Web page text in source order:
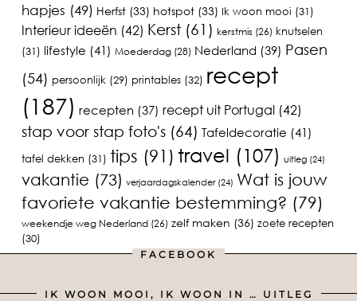
hapjes (49) Herfst (33) hotspot (33) Ik woon mooi (31)
Interieur ideeën (42) Kerst (61) kerstmis (26) knutselen
(31) lifestyle (41) Moederdag (28) Nederland (39) Pasen
(54) persoonlijk (29) printables (32) recept
(187) recepten (37) recept uit Portugal (42)
stap voor stap foto's (64) Tafeldecoratie (41)
tafel dekken (31) tips (91) travel (107) uitleg (24)
vakantie (73) verjaardagskalender(24) Wat is jouw
favoriete vakantie bestemming? (79)
weekendje weg Nederland (26) zelf maken (36) zoete recepten
(30)
FACEBOOK
IK WOON MOOI, IK WOON IN … UITLEG